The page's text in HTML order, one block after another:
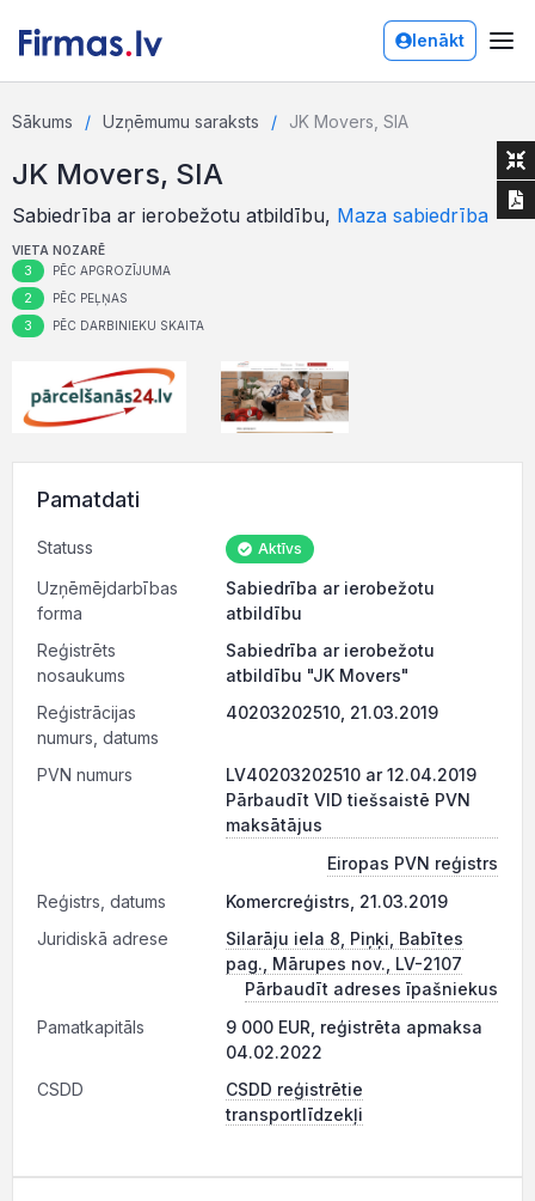
Ienākt
Sākums Uzņēmumu saraksts JK Movers, SIA
JK Movers, SIA
Sabiedrība ar ierobežotu atbildību, Maza sabiedrība
VIETA NOZARĒ
3 PĒC APGROZĪJUMA
2 PĒC PEĻŅAS
3 PĒC DARBINIEKU SKAITA
Pamatdati
Statuss Aktīvs
Uzņēmējdarbības
forma
Sabiedrība ar ierobežotu
atbildību
Reģistrēts
nosaukums
Sabiedrība ar ierobežotu
atbildību "JK Movers"
Reģistrācijas
numurs, datums
40203202510, 21.03.2019
PVN numurs
LV40203202510 ar 12.04.2019
Pārbaudīt VID tiešsaistē PVN
maksātājus
Eiropas PVN reģistrs
Reģistrs, datums
Komercreģistrs, 21.03.2019
Juridiskā adrese
Silarāju iela 8, Piņķi, Babītes
pag., Mārupes nov., LV-2107
Pārbaudīt adreses īpašniekus
Pamatkapitāls
9 000 EUR, reģistrēta apmaksa
04.02.2022
CSDD
CSDD reģistrētie
transportlīdzekļi